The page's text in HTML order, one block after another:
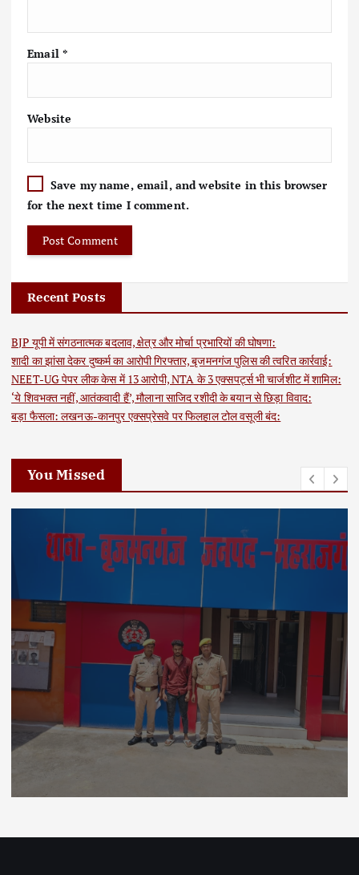
Email *
Website
Save my name, email, and website in this browser
for the next time I comment.
Recent Posts
BJP यूपी में संगठनात्मक बदलाव, क्षेत्र और मोर्चा प्रभारियों की घोषणा:
शादी का झांसा देकर दुष्कर्म का आरोपी गिरफ्तार, बृजमनगंज पुलिस की त्वरित कार्रवाई:
NEET-UG पेपर लीक केस में 13 आरोपी, NTA के 3 एक्सपर्ट्स भी चार्जशीट में शामिल:
‘ये शिवभक्त नहीं, आतंकवादी हैं’, मौलाना साजिद रशीदी के बयान से छिड़ा विवाद:
बड़ा फैसला: लखनऊ-कानपुर एक्सप्रेसवे पर फिलहाल टोल वसूली बंद:
You Missed